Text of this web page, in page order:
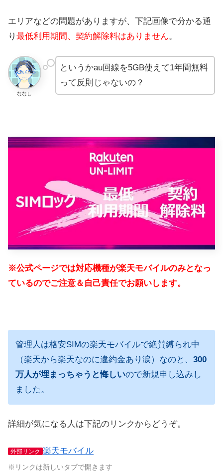
エリアなどの問題がありますが、下記画像で分かる通
り 最低利用期間、契約解除料はありません。
ななし
というかau回線を5GB使えて1年間無料
って反則じゃないの？
※公式ページでは対応機種が楽天モバイルのみとなっ
ているのでご注意＆自己責任でお願いします。
管理人は格安SIMの楽天モバイルで絶賛縛られ中
（楽天から楽天なのに違約金あり涙）なのと、 300
万人が埋まっちゃうと悔しいので新規申し込みし
ました。
詳細が気になる人は下記のリンクからどうぞ。
外部リンク 楽天モバイル
※リンクは新しいタブで開きます